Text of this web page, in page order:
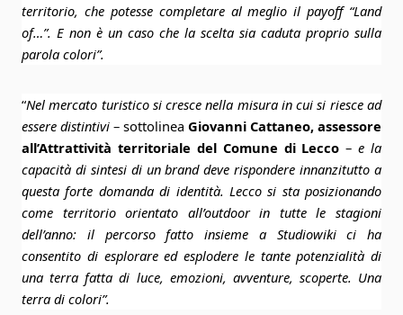
territorio, che potesse completare al meglio il payoff “Land
of…”. E non è un caso che la scelta sia caduta proprio sulla
parola colori”.
“Nel mercato turistico si cresce nella misura in cui si riesce ad
essere distintivi – sottolinea Giovanni Cattaneo, assessore
all’Attrattività territoriale del Comune di Lecco –e la
capacità di sintesi di un brand deve rispondere innanzitutto a
questa forte domanda di identità. Lecco si sta posizionando
come territorio orientato all’outdoor in tutte le stagioni
dell’anno: il percorso fatto insieme a Studiowiki ci ha
consentito di esplorare ed esplodere le tante potenzialità di
una terra fatta di luce, emozioni, avventure, scoperte. Una
terra di colori”.